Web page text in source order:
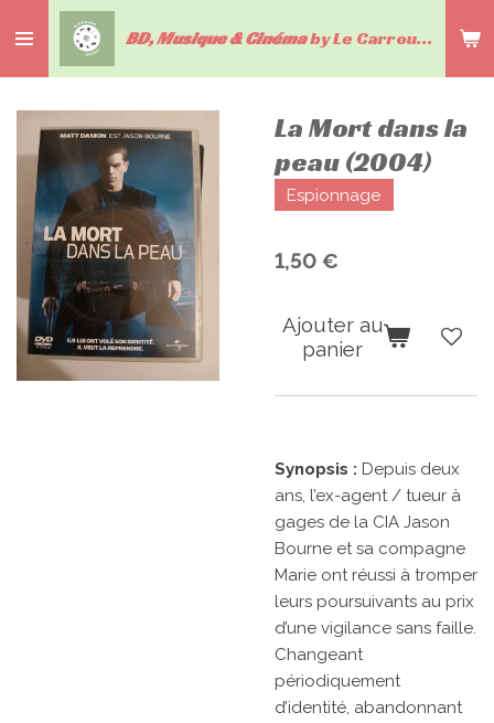
au
contenu
BD, Musique & Cinémaby Le Carrousel du livre
La Mort dans la
peau (2004)
Espionnage
1,50 €
Ajouter au
panier
Synopsis : Depuis deux
ans, l’ex-agent / tueur à
gages de la CIA Jason
Bourne et sa compagne
Marie ont réussi à tromper
leurs poursuivants au prix
d’une vigilance sans faille.
Changeant
périodiquement
d’identité, abandonnant